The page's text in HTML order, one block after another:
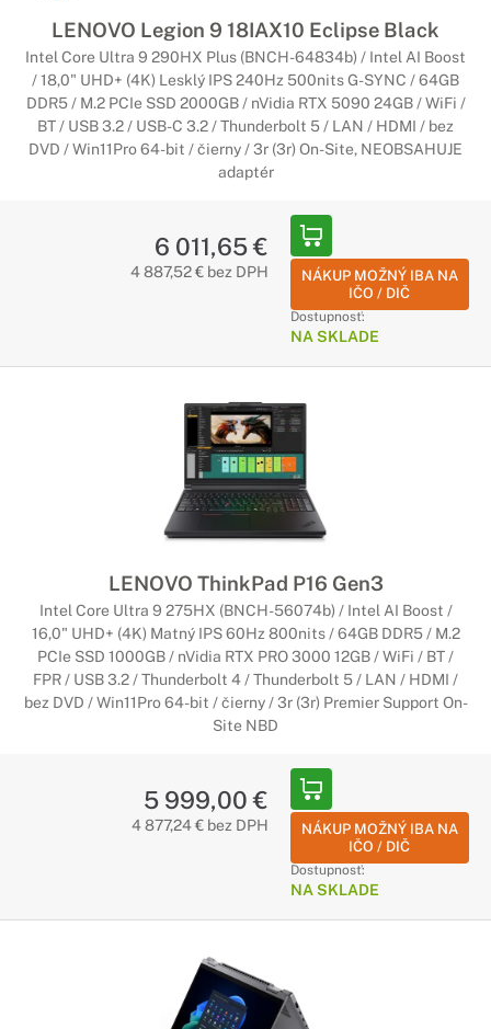
LENOVO Legion 9 18IAX10 Eclipse Black
Intel Core Ultra 9 290HX Plus (BNCH-64834b) / Intel AI Boost
/ 18,0" UHD+ (4K) Lesklý IPS 240Hz 500nits G-SYNC / 64GB
DDR5 / M.2 PCIe SSD 2000GB / nVidia RTX 5090 24GB / WiFi /
BT / USB 3.2 / USB-C 3.2 / Thunderbolt 5 / LAN / HDMI / bez
DVD / Win11Pro 64-bit / čierny / 3r (3r) On-Site, NEOBSAHUJE
adaptér
6 011,65 €
4 887,52 € bez DPH
NÁKUP MOŽNÝ IBA NA
IČO / DIČ
Dostupnosť:
NA SKLADE
LENOVO ThinkPad P16 Gen3
Intel Core Ultra 9 275HX (BNCH-56074b) / Intel AI Boost /
16,0" UHD+ (4K) Matný IPS 60Hz 800nits / 64GB DDR5 / M.2
PCIe SSD 1000GB / nVidia RTX PRO 3000 12GB / WiFi / BT /
FPR / USB 3.2 / Thunderbolt 4 / Thunderbolt 5 / LAN / HDMI /
bez DVD / Win11Pro 64-bit / čierny / 3r (3r) Premier Support On-
Site NBD
5 999,00 €
4 877,24 € bez DPH
NÁKUP MOŽNÝ IBA NA
IČO / DIČ
Dostupnosť:
NA SKLADE